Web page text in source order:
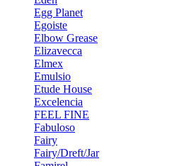
Egg Planet
Egoiste
Elbow Grease
Elizavecca
Elmex
Emulsio
Etude House
Excelencia
FEEL FINE
Fabuloso
Fairy
Fairy/Dreft/Jar